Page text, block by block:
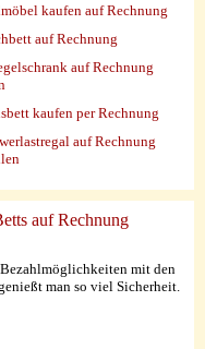
kaufen auf Rechnung
auf Rechnung
auf Rechnung
kaufen per Rechnung
auf Rechnung
auf Rechnung
mit den
man so viel Sicherheit.